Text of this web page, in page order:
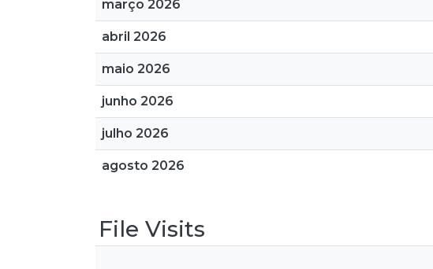
março 2026
abril 2026
maio 2026
junho 2026
julho 2026
agosto 2026
File Visits